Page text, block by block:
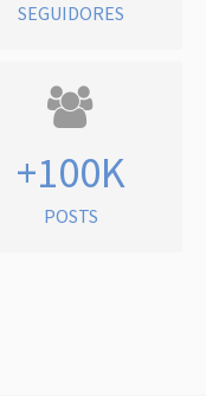
SEGUIDORES
+100K
POSTS